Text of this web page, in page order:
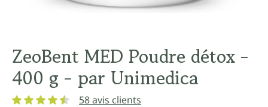
ZeoBent MED Poudre détox -
400 g - par Unimedica
58 avis clients